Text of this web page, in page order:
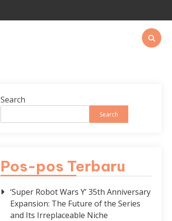
Search
Search
Pos-pos Terbaru
‘Super Robot Wars Y’ 35th Anniversary
Expansion: The Future of the Series
and Its Irreplaceable Niche